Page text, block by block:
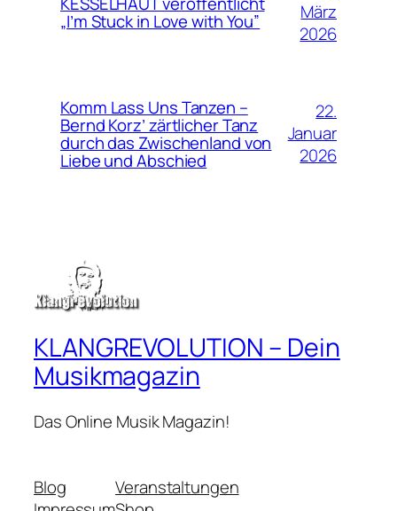
„I’m Stuck in Love with You”
März
2026
Komm Lass Uns Tanzen –
Bernd Korz’ zärtlicher Tanz
durch das Zwischenland von
Liebe und Abschied
22.
Januar
2026
KLANGREVOLUTION – Dein
Musikmagazin
Das Online Musik Magazin!
Blog
Veranstaltungen